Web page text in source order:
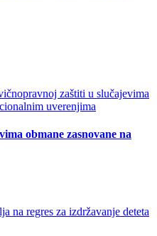
obmane zasnovane na